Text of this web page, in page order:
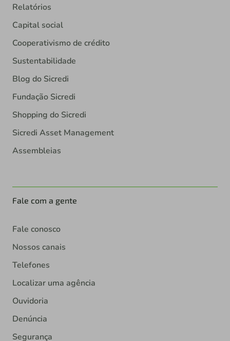
Relatórios
Capital social
Cooperativismo de crédito
Sustentabilidade
Blog do Sicredi
Fundação Sicredi
Shopping do Sicredi
Sicredi Asset Management
Assembleias
Fale com a gente
Fale conosco
Nossos canais
Telefones
Localizar uma agência
Ouvidoria
Denúncia
Segurança